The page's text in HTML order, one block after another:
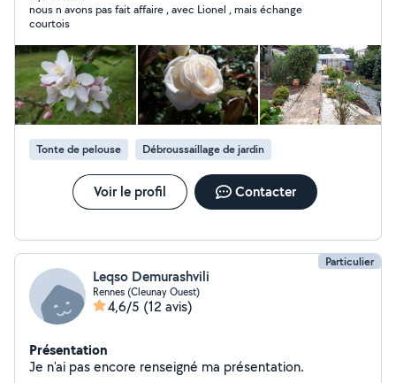
Rennes Métropole, ainsi que sur la côte, de St Malo à St
Lunaire. Mes interventions se font principalement par
service CESU.
nous n avons pas fait affaire , avec Lionel , mais échange
courtois
Tonte de pelouse Débroussaillage de jardin
Voir le profil Contacter
Particulier
Leqso Demurashvili
Rennes (Cleunay Ouest)
4,6/5 (12 avis)
Présentation
Je n'ai pas encore renseigné ma présentation.